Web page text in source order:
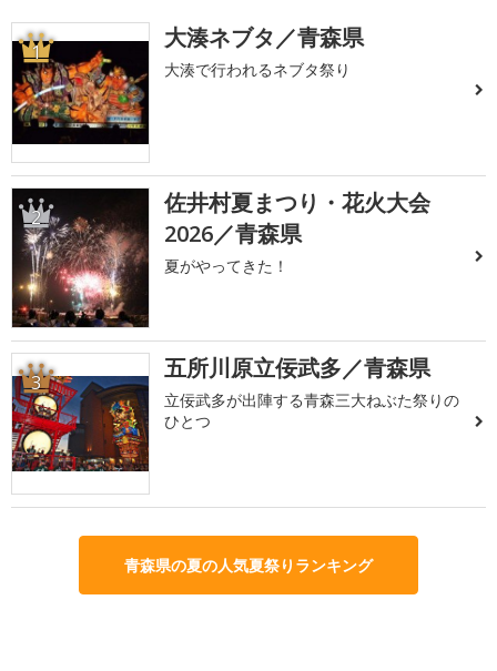
1 大湊ネブタ／青森県
大湊で行われるネブタ祭り
2
佐井村夏まつり・花火大会
2026／青森県
夏がやってきた！
3 五所川原立佞武多／青森県
立佞武多が出陣する青森三大ねぶた祭りの
ひとつ
青森県の夏の人気夏祭りランキング